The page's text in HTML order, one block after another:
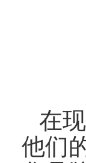
在
他们